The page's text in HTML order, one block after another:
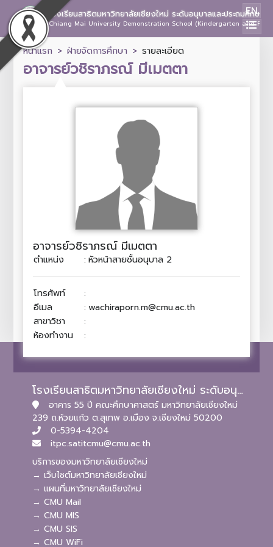
โรงเรียนสาธิตมหาวิทยาลัยเชียงใหม่ ระดับอนุบาลและประถมศึกษา
Chiang Mai University Demonstration School (Kindergarten and
EN
หน้าแรก ฝ่ายจัดการศึกษา รายละเอียด
อาจารย์วชิราภรณ์ มีเมตตา
อาจารย์วชิราภรณ์ มีเมตตา
ตำแหน่ง : หัวหน้าสายชั้นอนุบาล 2
โทรศัพท์
:
อีเมล
: wachiraporn.m@cmu.ac.th
สาขาวิชา
:
ห้องทำงาน
:
โรงเรียนสาธิตมหาวิทยาลัยเชียงใหม่ ระดับอนุบาลและประถมศึกษา
อาคาร 55 ปี คณะศึกษาศาสตร์ มหาวิทยาลัยเชียงใหม่
239 ถ.ห้วยแก้ว ต.สุเทพ อ.เมือง จ.เชียงใหม่ 50200
0-5394-4204
itpc.satitcmu@cmu.ac.th
บริการของมหาวิทยาลัยเชียงใหม่
→ เว็บไซต์มหาวิทยาลัยเชียงใหม่
→ แผนที่มหาวิทยาลัยเชียงใหม่
→ CMU Mail
→ CMU MIS
→ CMU SIS
→ CMU WiFi